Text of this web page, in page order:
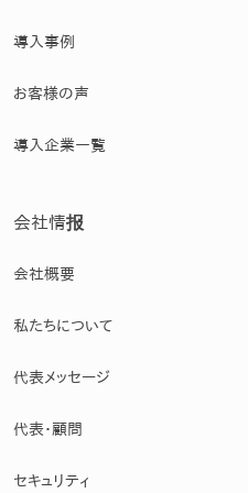
導入事例
お客様の声
導入企業一覧
会社情报
会社概要
私たちについて
代表メッセージ
代表・顧問
セキュリティ